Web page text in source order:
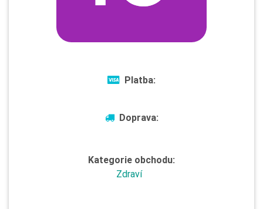
Platba:
Doprava:
Kategorie obchodu:
Zdraví